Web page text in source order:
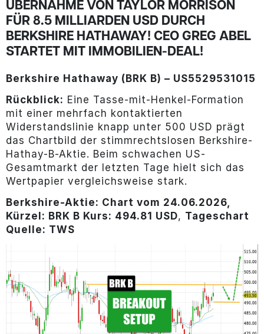
ÜBERNAHME VON TAYLOR MORRISON
FÜR 8.5 MILLIARDEN USD DURCH
BERKSHIRE HATHAWAY! CEO GREG ABEL
STARTET MIT IMMOBILIEN-DEAL!
Berkshire Hathaway (BRK B) – US5529531015
Rückblick: Eine Tasse-mit-Henkel-Formation
mit einer mehrfach kontaktierten
Widerstandslinie knapp unter 500 USD prägt
das Chartbild der stimmrechtslosen Berkshire-
Hathay-B-Aktie. Beim schwachen US-
Gesamtmarkt der letzten Tage hielt sich das
Wertpapier vergleichsweise stark.
Berkshire-Aktie: Chart vom 24.06.2026,
Kürzel: BRK B Kurs: 494.81 USD, Tageschart
Quelle: TWS